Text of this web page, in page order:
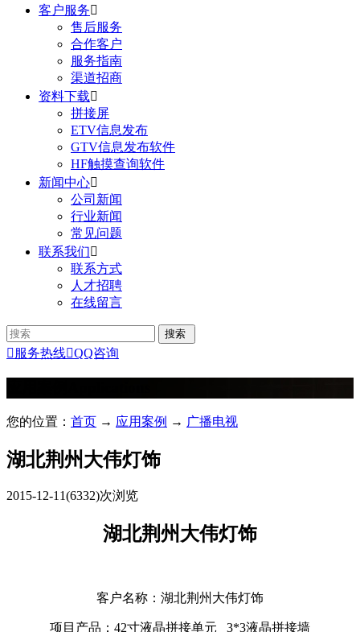
客户服务
售后服务
合作客户
服务指南
渠道招商
资料下载
拼接屏
ETV信息发布
GTV信息发布软件
HF触摸查询软件
新闻中心
公司新闻
行业新闻
常见问题
联系我们
联系方式
人才招聘
在线留言
 服务热线QQ咨询
您的位置： 首页 → 应用案例 → 广播电视
湖北荆州大伟灯饰
2015-12-11(6332)次浏览
湖北荆州大伟灯饰
客户名称：湖北荆州大伟灯饰
项目产品：42寸液晶拼接单元 3*3液晶拼接墙